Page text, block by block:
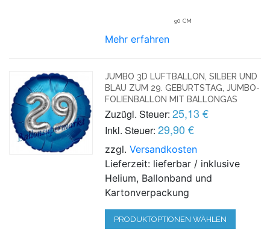
90 CM
Mehr erfahren
JUMBO 3D LUFTBALLON, SILBER UND
BLAU ZUM 29. GEBURTSTAG, JUMBO-
FOLIENBALLON MIT BALLONGAS
Zuzügl. Steuer: 25,13 €
Inkl. Steuer: 29,90 €
zzgl.Versandkosten
Lieferzeit: lieferbar / inklusive
Helium, Ballonband und
Kartonverpackung
PRODUKTOPTIONEN WÄHLEN